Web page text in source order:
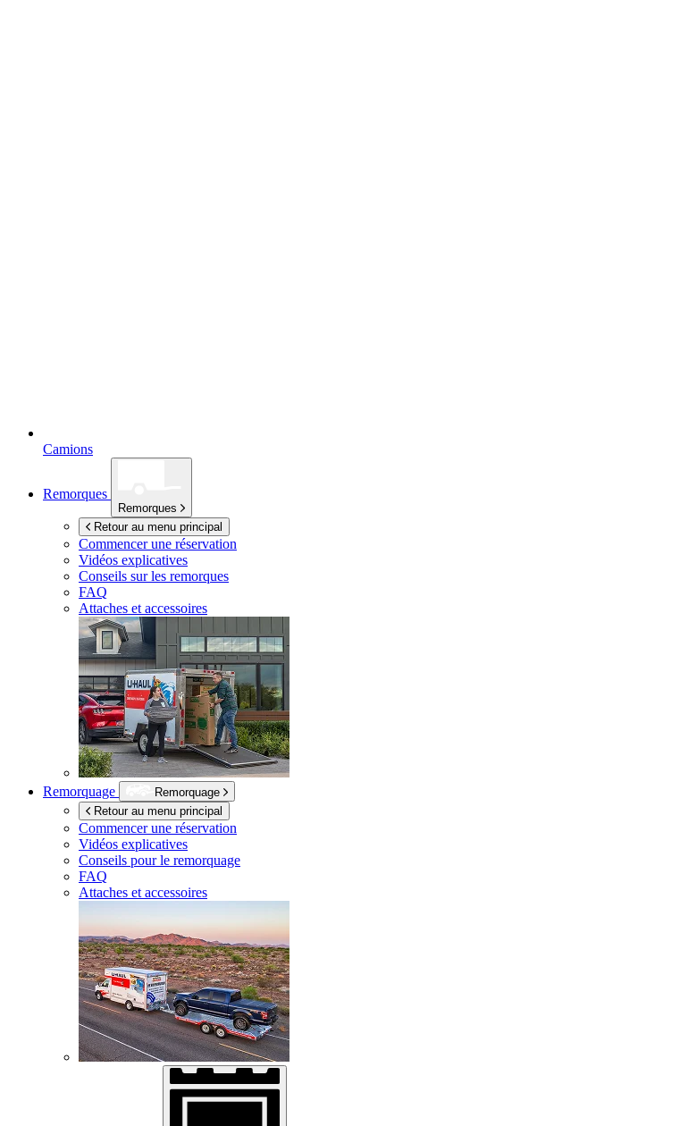
Camions
Remorques
Remorques
Retour au menu principal
Commencer une réservation
Vidéos explicatives
Conseils sur les remorques
FAQ
Attaches et accessoires
Remorquage
Remorquage
Retour au menu principal
Commencer une réservation
Vidéos explicatives
Conseils pour le remorquage
FAQ
Attaches et accessoires